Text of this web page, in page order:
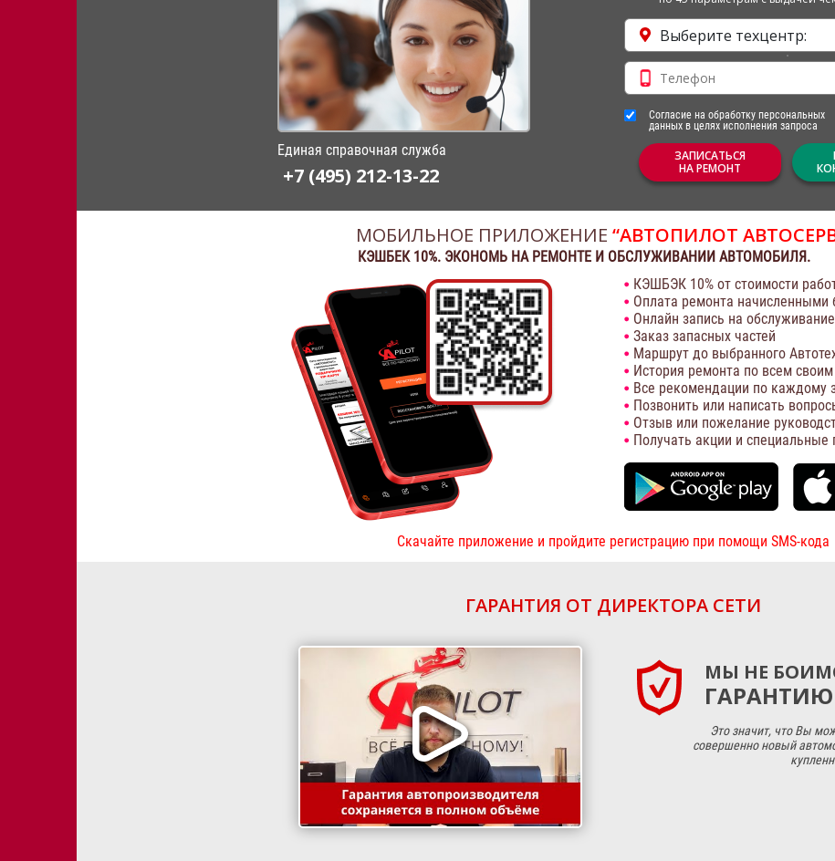
Единая справочная служба
+7 (495) 212-13-22
Выберите техцентр:
Согласие на обработку персональных
данных в целях исполнения запроса
ЗАПИСАТЬСЯ
НА РЕМОНТ
МОБИЛЬНОЕ ПРИЛОЖЕНИЕ “АВТОПИЛОТ
КЭШБЕК 10%. ЭКОНОМЬ НА РЕМОНТЕ И ОБСЛУЖИВАНИИ АВТОМОБИЛЯ.
КЭШБЭК 10% от стоимости
Оплата ремонта начисленными
Онлайн запись на
Заказ запасных частей
Маршрут до выбранного
История ремонта по всем
Все рекомендации по каждому
Позвонить или написать
Отзыв или пожелание
Получать акции и специальные
Скачайте приложение и пройдите регистрацию при помощи SMS-кода
ГАРАНТИЯ ОТ ДИРЕКТОРА СЕТИ
МЫ НЕ
ГАРАНТИЮ
Это значит, что Вы
совершенно новый